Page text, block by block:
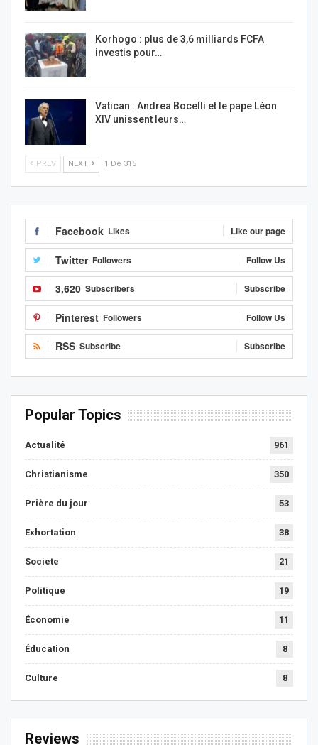
Korhogo : plus de 3,6 milliards FCFA
investis pour…
Vatican : Andrea Bocelli et le pape Léon
XIV unissent leurs…
PREV NEXT 1 De 315
Facebook Likes Like our page
Twitter Followers Follow Us
3,620 Subscribers Subscribe
Pinterest Followers Follow Us
RSS Subscribe Subscribe
Popular Topics
Actualité 961
Christianisme 350
Prière du jour 53
Exhortation 38
Societe 21
Politique 19
Économie 11
Éducation 8
Culture 8
Reviews